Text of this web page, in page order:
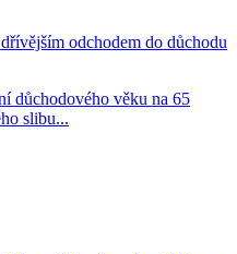
odchodem do důchodu
důchodového věku na 65
slibu...